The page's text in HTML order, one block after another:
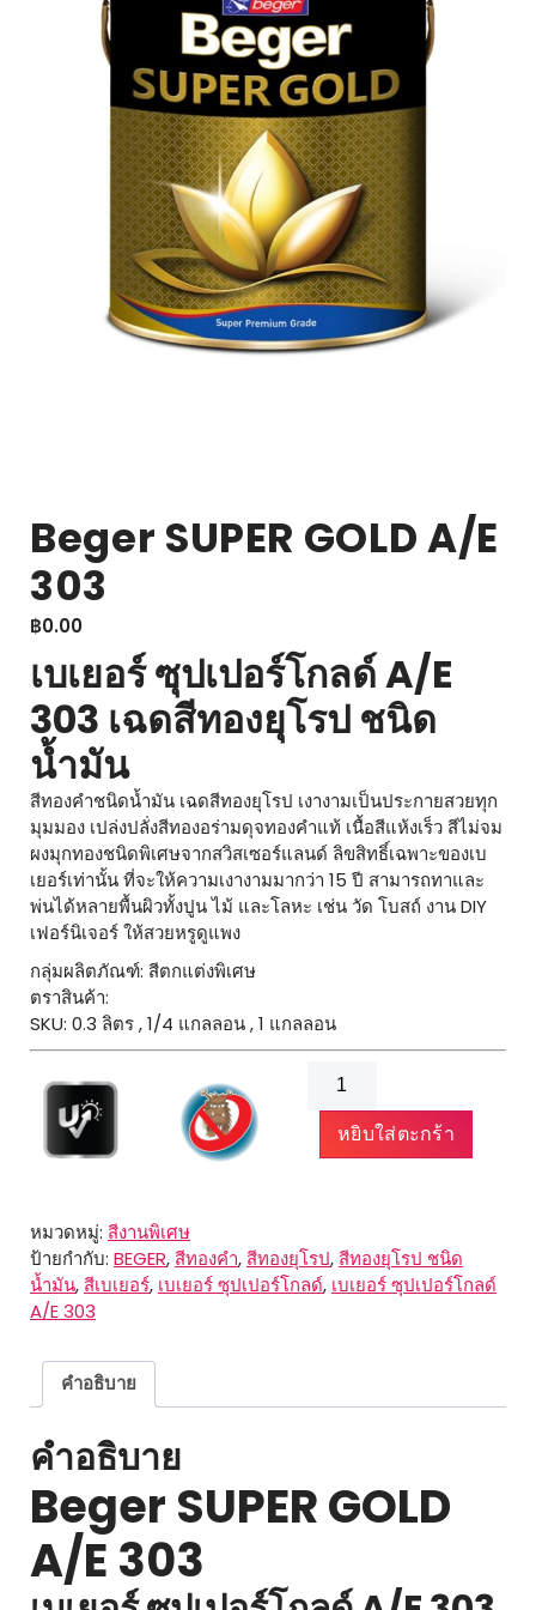
Beger SUPER GOLD A/E
303
฿0.00
เบเยอร์ ซุปเปอร์โกลด์ A/E
303 เฉดสีทองยุโรป ชนิด
น้ำมัน
สีทองคำชนิดน้ำมัน เฉดสีทองยุโรป เงางามเป็นประกายสวยทุก
มุมมอง เปล่งปลั่งสีทองอร่ามดุจทองคำแท้ เนื้อสีแห้งเร็ว สีไม่จม
ผงมุกทองชนิดพิเศษจากสวิสเซอร์แลนด์ ลิขสิทธิ์เฉพาะของเบ
เยอร์เท่านั้น ที่จะให้ความเงางามมากว่า 15 ปี สามารถทาและ
พ่นได้หลายพื้นผิวทั้งปูน ไม้ และโลหะ เช่น วัด โบสถ์ งาน DIY
เฟอร์นิเจอร์ ให้สวยหรูดูแพง
กลุ่มผลิตภัณฑ์: สีตกแต่งพิเศษ
ตราสินค้า:
SKU: 0.3 ลิตร , 1/4 แกลลอน , 1 แกลลอน
จำนวน
Beger
SUPER
GOLD
หยิบใส่ตะกร้า
หมวดหมู่: สีงานพิเศษ
ป้ายกำกับ: BEGER, สีทองคำ, สีทองยุโรป, สีทองยุโรป ชนิด
น้ำมัน, สีเบเยอร์, เบเยอร์ ซุปเปอร์โกลด์, เบเยอร์ ซุปเปอร์โกลด์
A/E 303
คำอธิบาย
คำอธิบาย
Beger SUPER GOLD
A/E 303